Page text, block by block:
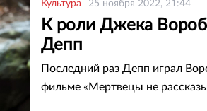
Культура 25 ноября 2022, 21:44
К роли Джека
Депп
Последний раз Депп играл
фильме «Мертвецы не